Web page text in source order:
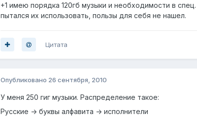
+1 имею порядка 120гб музыки и необходимости в
пытался их использовать, пользы для себя не нашел.
Цитата
Опубликовано 26 сентября, 2010
У меня 250 гиг музыки. Распределение такое:
Русские -> буквы алфавита -> исполнители